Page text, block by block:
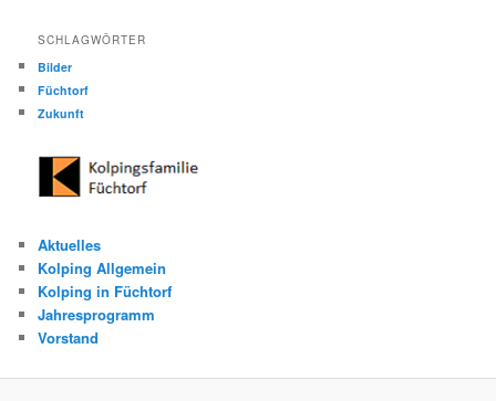
SCHLAGWÖRTER
Bilder
Füchtorf
Zukunft
Aktuelles
Kolping Allgemein
Kolping in Füchtorf
Jahresprogramm
Vorstand